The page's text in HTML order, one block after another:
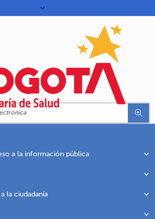
a la información pública
la ciudadanía